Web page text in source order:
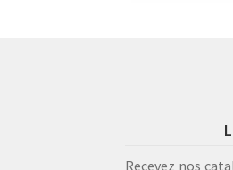
Recevez nos